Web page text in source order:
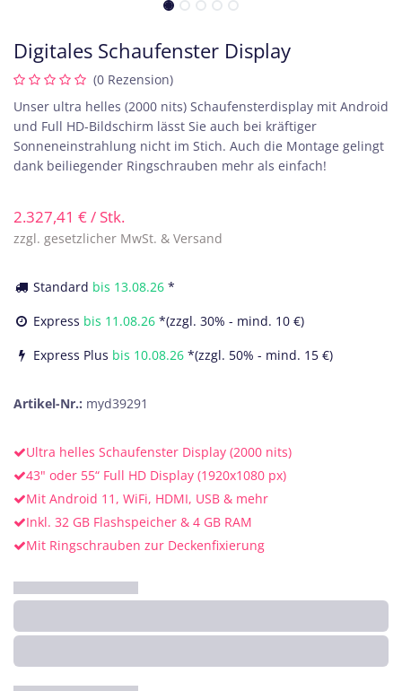
Digitales Schaufenster Display
(0 Rezension)
Unser ultra helles (2000 nits) Schaufensterdisplay mit Android
und Full HD-Bildschirm lässt Sie auch bei kräftiger
Sonneneinstrahlung nicht im Stich. Auch die Montage gelingt
dank beiliegender Ringschrauben mehr als einfach!
2.327,41 €/ Stk.
zzgl. gesetzlicher MwSt. & Versand
Standard bis 13.08.26 *
Express bis 11.08.26 *(zzgl. 30% - mind. 10 €)
Express Plus bis 10.08.26 *(zzgl. 50% - mind. 15 €)
Artikel-Nr.: myd39291
Ultra helles Schaufenster Display (2000 nits)
43" oder 55“ Full HD Display (1920x1080 px)
Mit Android 11, WiFi, HDMI, USB & mehr
Inkl. 32 GB Flashspeicher & 4 GB RAM
Mit Ringschrauben zur Deckenfixierung